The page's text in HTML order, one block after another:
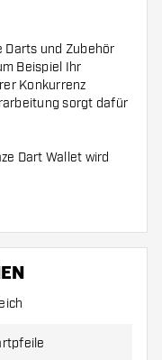
Darts und Zubehör
Beispiel Ihr
Konkurrenz
sorgt dafür
Dart Wallet wird